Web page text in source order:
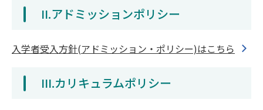
II.アドミッションポリシー
入学者受入方針(アドミッション・ポリシー)はこちら
III.カリキュラムポリシー